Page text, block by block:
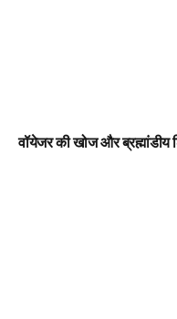
वॉयेजर की खोज और ब्रह्मांडीय